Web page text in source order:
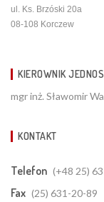
ul. Ks. Brzóski 20a
08-108 Korczew
KIEROWNIK
mgr inż. Sławomir
KONTAKT
Telefon (+48 25)
Fax (25) 631-20-89